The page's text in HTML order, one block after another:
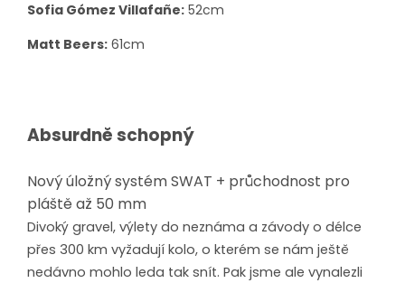
Sofia Gómez Villafañe: 52cm
Matt Beers: 61cm
Absurdně schopný
Nový úložný systém SWAT + průchodnost pro
pláště až 50 mm
Divoký gravel, výlety do neznáma a závody o délce
přes 300 km vyžadují kolo, o kterém se nám ještě
nedávno mohlo leda tak snít. Pak jsme ale vynalezli